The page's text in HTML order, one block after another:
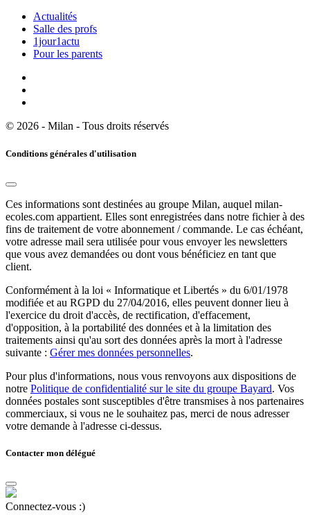
Actualités
Salle des profs
1jour1actu
Pour les parents
© 2026 - Milan - Tous droits réservés
Conditions générales d'utilisation
Ces informations sont destinées au groupe Milan, auquel milan-
ecoles.com appartient. Elles sont enregistrées dans notre fichier à des
fins de traitement de votre abonnement / commande. Le cas échéant,
votre adresse mail sera utilisée pour vous envoyer les newsletters
que vous avez demandées ou dont vous bénéficiez en tant que
client.
Conformément à la loi « Informatique et Libertés » du 6/01/1978
modifiée et au RGPD du 27/04/2016, elles peuvent donner lieu à
l'exercice du droit d'accès, de rectification, d'effacement,
d'opposition, à la portabilité des données et à la limitation des
traitements ainsi qu'au sort des données après la mort à l'adresse
suivante : Gérer mes données personnelles.
Pour plus d'informations, nous vous renvoyons aux dispositions de
notre Politique de confidentialité sur le site du groupe Bayard. Vos
données postales sont susceptibles d'être transmises à nos partenaires
commerciaux, si vous ne le souhaitez pas, merci de nous adresser
votre demande à l'adresse ci-dessus.
Contacter mon délégué
Connectez-vous :)